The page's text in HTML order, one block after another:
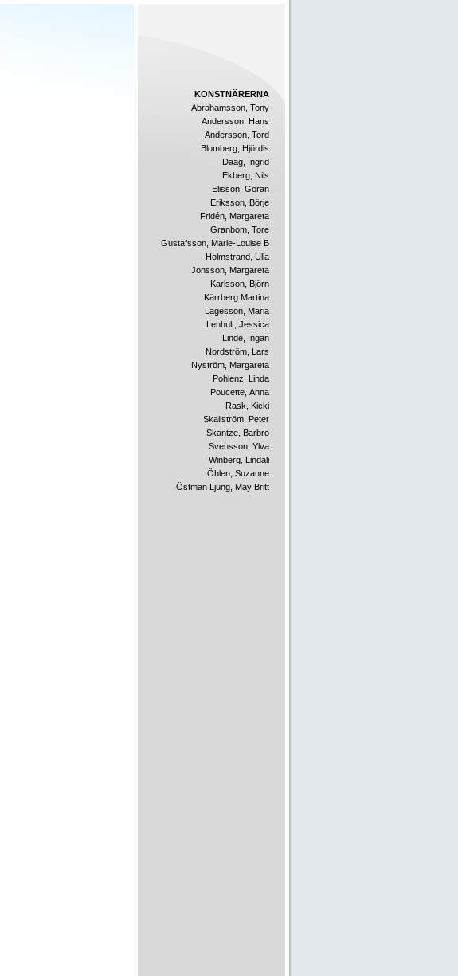
KONSTNÄRERNA
Abrahamsson, Tony
Andersson, Hans
Andersson, Tord
Blomberg, Hjördis
Daag, Ingrid
Ekberg, Nils
Elisson, Göran
Eriksson, Börje
Fridén, Margareta
Granbom, Tore
Gustafsson, Marie-Louise B
Holmstrand, Ulla
Jonsson, Margareta
Karlsson, Björn
Kärrberg Martina
Lagesson, Maria
Lenhult, Jessica
Linde, Ingan
Nordström, Lars
Nyström, Margareta
Pohlenz, Linda
Poucette, Anna
Rask, Kicki
Skallström, Peter
Skantze, Barbro
Svensson, Ylva
Winberg, Lindali
Öhlen, Suzanne
Östman Ljung, May Britt